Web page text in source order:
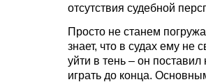
отсутствия судебной
Просто не станем
знает, что в судах ему не
уйти в тень – он
играть до конца.